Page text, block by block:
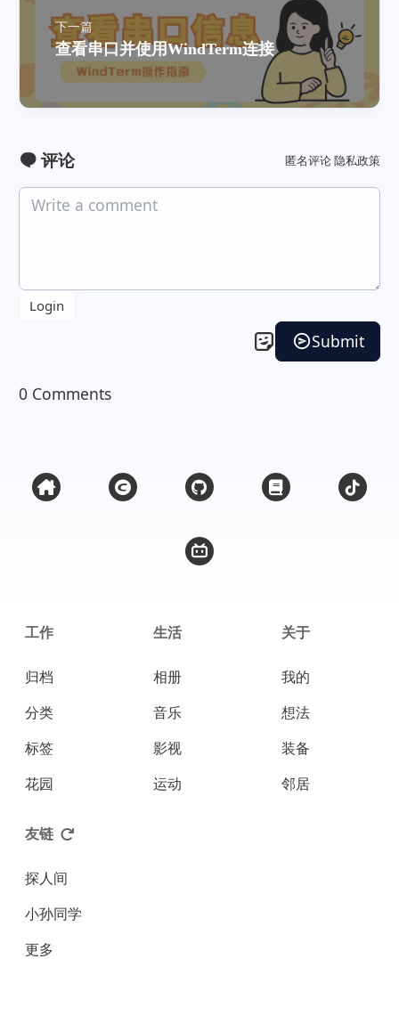
下一篇
查看串口并使用WindTerm连接
评论 匿名评论 隐私政策
工作
归档
分类
标签
花园
生活
相册
音乐
影视
运动
关于
我的
想法
装备
邻居
友链
探人间
小孙同学
更多